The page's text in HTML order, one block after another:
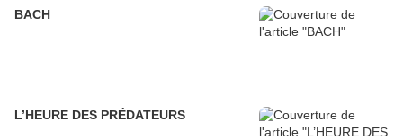
BACH
L’HEURE DES PRÉDATEURS